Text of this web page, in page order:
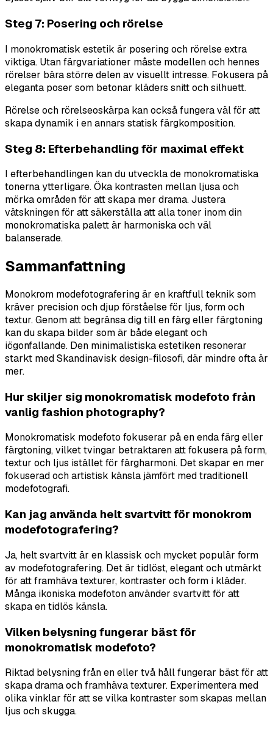
Steg 7: Posering och rörelse
I monokromatisk estetik är posering och rörelse extra
viktiga. Utan färgvariationer måste modellen och hennes
rörelser bära större delen av visuellt intresse. Fokusera på
eleganta poser som betonar kläders snitt och silhuett.
Rörelse och rörelseoskärpa kan också fungera väl för att
skapa dynamik i en annars statisk färgkomposition.
Steg 8: Efterbehandling för maximal effekt
I efterbehandlingen kan du utveckla de monokromatiska
tonerna ytterligare. Öka kontrasten mellan ljusa och
mörka områden för att skapa mer drama. Justera
vätskningen för att säkerställa att alla toner inom din
monokromatiska palett är harmoniska och väl
balanserade.
Sammanfattning
Monokrom modefotografering är en kraftfull teknik som
kräver precision och djup förståelse för ljus, form och
textur. Genom att begränsa dig till en färg eller färgtoning
kan du skapa bilder som är både elegant och
iögonfallande. Den minimalistiska estetiken resonerar
starkt med Skandinavisk design-filosofi, där mindre ofta är
mer.
Hur skiljer sig monokromatisk modefoto från
vanlig fashion photography?
Monokromatisk modefoto fokuserar på en enda färg eller
färgtoning, vilket tvingar betraktaren att fokusera på form,
textur och ljus istället för färgharmoni. Det skapar en mer
fokuserad och artistisk känsla jämfört med traditionell
modefotografi.
Kan jag använda helt svartvitt för monokrom
modefotografering?
Ja, helt svartvitt är en klassisk och mycket populär form
av modefotografering. Det är tidlöst, elegant och utmärkt
för att framhäva texturer, kontraster och form i kläder.
Många ikoniska modefoton använder svartvitt för att
skapa en tidlös känsla.
Vilken belysning fungerar bäst för
monokromatisk modefoto?
Riktad belysning från en eller två håll fungerar bäst för att
skapa drama och framhäva texturer. Experimentera med
olika vinklar för att se vilka kontraster som skapas mellan
ljus och skugga.